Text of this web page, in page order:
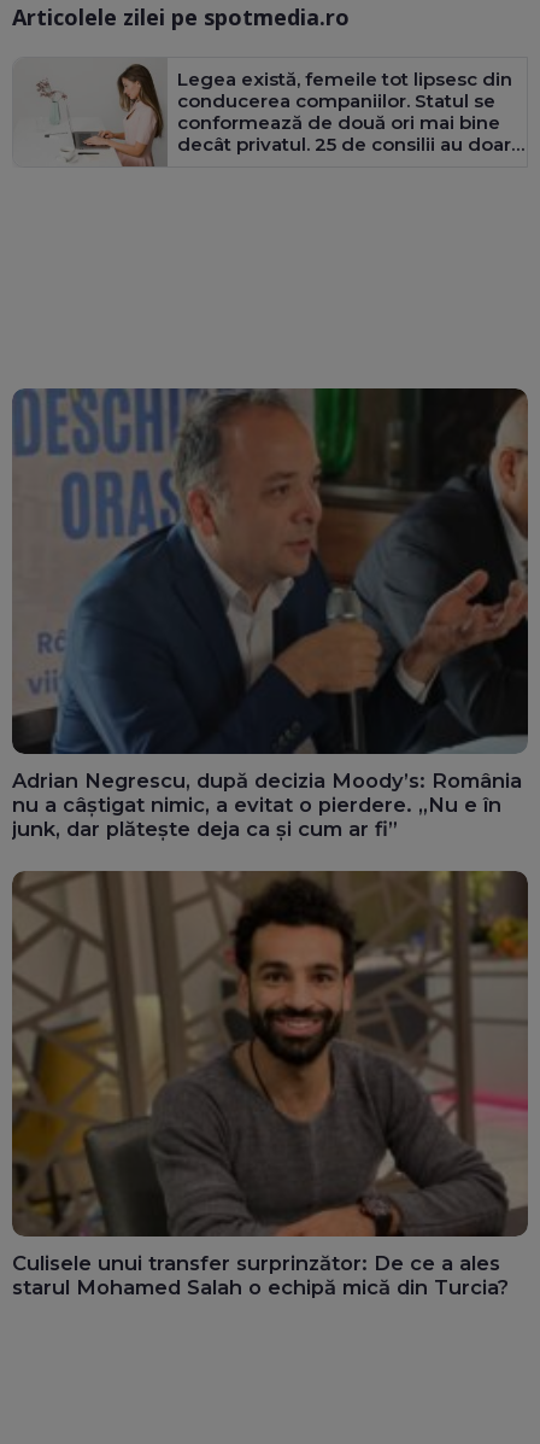
Articolele zilei pe spotmedia.ro
Legea există, femeile tot lipsesc din
conducerea companiilor. Statul se
conformează de două ori mai bine
decât privatul. 25 de consilii au doar
Adrian Negrescu, după decizia Moody’s: România
nu a câștigat nimic, a evitat o pierdere. „Nu e în
junk, dar plătește deja ca și cum ar fi”
Culisele unui transfer surprinzător: De ce a ales
starul Mohamed Salah o echipă mică din Turcia?